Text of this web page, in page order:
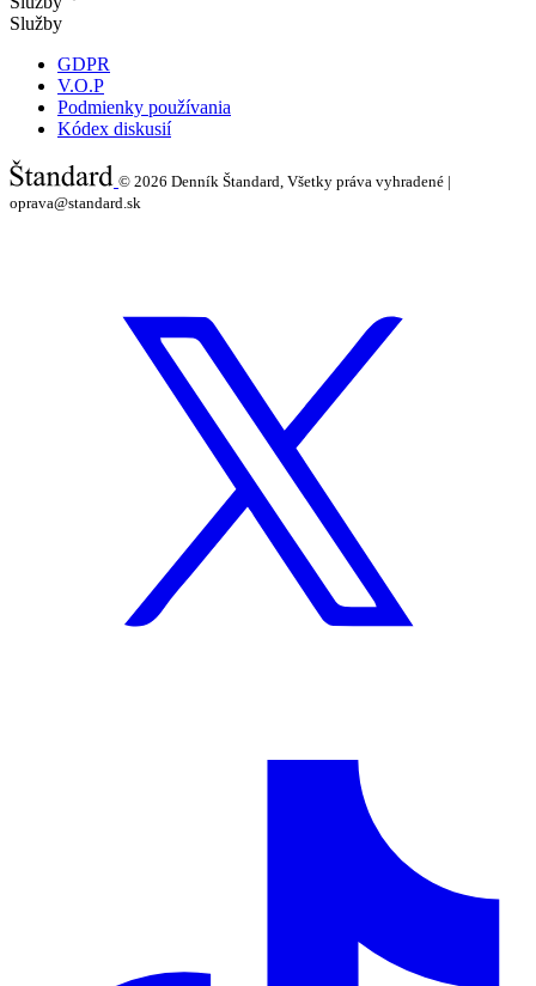
Služby
GDPR
V.O.P
Podmienky používania
Kódex diskusií
© 2026 Denník Štandard, Všetky práva vyhradené |
oprava@standard.sk